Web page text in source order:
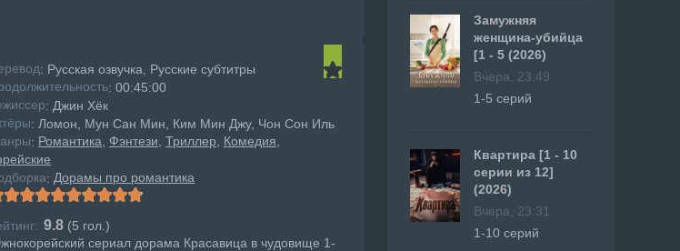
: Русская озвучка, Русские субтитры
: 00:45:00
: Джин Хёк
: Ломон, Мун Сан Мин, Ким Мин Джу, Чон Сон Иль
: Романтика Фэнтези Триллер
Комедия
: Дорамы про романтика
9.8 (5 гол.)
сериал дорама Красавица в чудовище 1-
Замужняя
женщина-убийца
[1 - 5 (2026)
Вчера, 23:49
1-5 серий
Квартира [1 - 10
серии из 12]
(2026)
Вчера, 23:31
1-10 серий